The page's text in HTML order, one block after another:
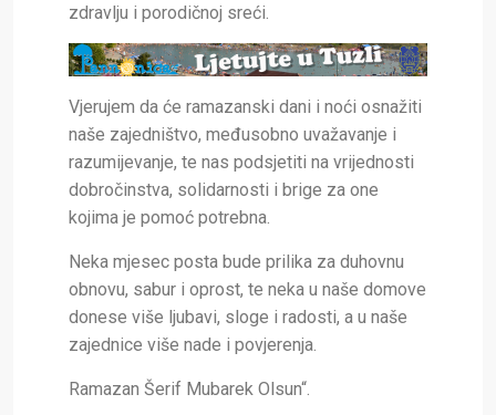
zdravlju i porodičnoj sreći.
Vjerujem da će ramazanski dani i noći osnažiti
naše zajedništvo, međusobno uvažavanje i
razumijevanje, te nas podsjetiti na vrijednosti
dobročinstva, solidarnosti i brige za one
kojima je pomoć potrebna.
Neka mjesec posta bude prilika za duhovnu
obnovu, sabur i oprost, te neka u naše domove
donese više ljubavi, sloge i radosti, a u naše
zajednice više nade i povjerenja.
Ramazan Šerif Mubarek Olsun“.